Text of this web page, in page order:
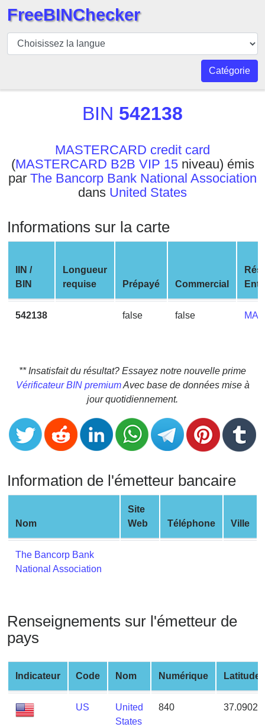
BIN
Vérificateur
BIN
Generator
Checker
v2
CC
Generator
from
Banks
Validator
Credit
Generator
Random
Credit
Generator
Generate
Card
from
BIN
Credit
Service
What
is
My
IP
Address
FreeBINChecker
Catégorie
BIN 542138
MASTERCARD credit card
(MASTERCARD B2B VIP 15niveau) émis
par The Bancorp Bank National Association
dans United States
Informations sur la carte
IIN /
BIN
Longueur
requise
Prépayé Commercial
542138 false false
** Insatisfait du résultat? Essayez notre nouvelle prime
Vérificateur BIN premiumAvec base de données mise à
jour quotidiennement.
Information de l'émetteur bancaire
Nom
Site
Web
Téléphone Ville
The Bancorp Bank
National Association
Renseignements sur l'émetteur de
pays
Indicateur Code Nom Numérique Latitude
US
United
States
840 37.09024